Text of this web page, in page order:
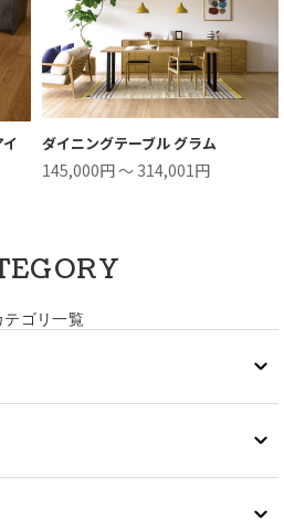
ダイニングテーブル グラム
145,000円 ～ 314,001円
テゴリ一覧